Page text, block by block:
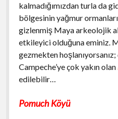
kalmadığımızdan turla da
bölgesinin yağmur
gizlenmiş Maya arkeolojik
etkileyici olduğuna eminiz.
gezmekten
Campeche’ye çok yakın olan
edilebilir…
Pomuch Köyü